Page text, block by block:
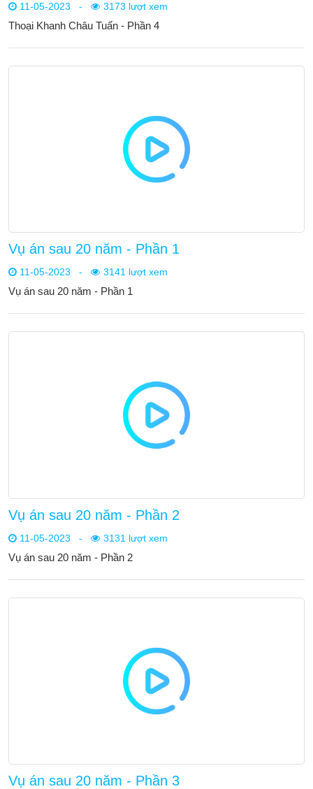
11-05-2023 - 3173 lượt xem
Thoại Khanh Châu Tuấn - Phần 4
Vụ án sau 20 năm - Phần 1
11-05-2023 - 3141 lượt xem
Vụ án sau 20 năm - Phần 1
Vụ án sau 20 năm - Phần 2
11-05-2023 - 3131 lượt xem
Vụ án sau 20 năm - Phần 2
Vụ án sau 20 năm - Phần 3